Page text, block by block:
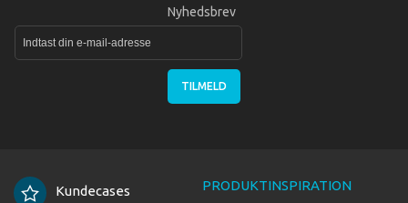
Nyhedsbrev
TILMELD
Kundecases
PRODUKTINSPIRATION